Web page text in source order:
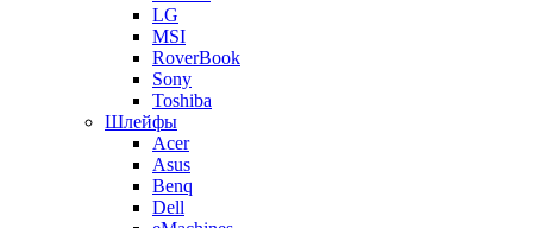
LG
MSI
RoverBook
Sony
Toshiba
Шлейфы
Acer
Asus
Benq
Dell